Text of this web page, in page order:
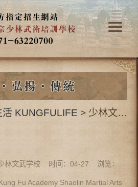
活 KUNGFULIFE > 少林文武学校
林文武学校 时间：04-27 浏览：
Fu Academy Shaolin Martial Arts